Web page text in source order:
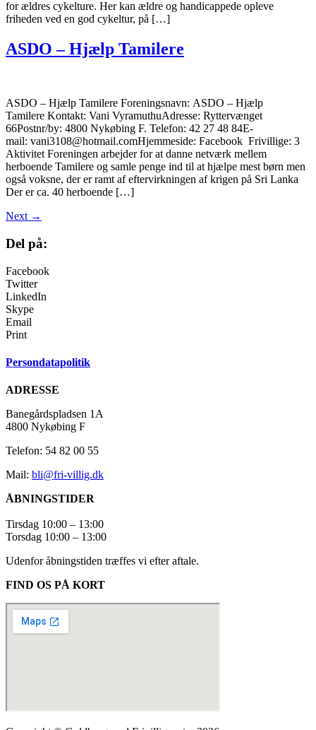
for ældres cykelture. Her kan ældre og handicappede opleve
friheden ved en god cykeltur, på […]
ASDO – Hjælp Tamilere
ASDO – Hjælp Tamilere Foreningsnavn: ASDO – Hjælp
Tamilere Kontakt: Vani VyramuthuAdresse: Ryttervænget
66Postnr/by: 4800 Nykøbing F. Telefon: 42 27 48 84E-
mail: vani3108@hotmail.comHjemmeside: Facebook Frivillige: 3
Aktivitet Foreningen arbejder for at danne netværk mellem
herboende Tamilere og samle penge ind til at hjælpe mest børn men
også voksne, der er ramt af eftervirkningen af krigen på Sri Lanka
Der er ca. 40 herboende […]
Next →
Del på:
Facebook
Twitter
LinkedIn
Skype
Email
Print
Persondatapolitik
ADRESSE
Banegårdspladsen 1A
4800 Nykøbing F
Telefon: 54 82 00 55
Mail: bli@fri-villig.dk
ÅBNINGSTIDER
Tirsdag 10:00 – 13:00
Torsdag 10:00 – 13:00
Udenfor åbningstiden træffes vi efter aftale.
FIND OS PÅ KORT